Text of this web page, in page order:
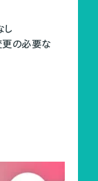
し
更の必要な